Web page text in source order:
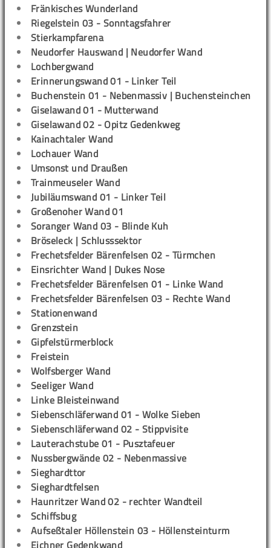
Fränkisches Wunderland
Riegelstein 03 - Sonntagsfahrer
Stierkampfarena
Neudorfer Hauswand | Neudorfer Wand
Lochbergwand
Erinnerungswand 01 - Linker Teil
Buchenstein 01 - Nebenmassiv | Buchensteinchen
Giselawand 01 - Mutterwand
Giselawand 02 - Opitz Gedenkweg
Kainachtaler Wand
Lochauer Wand
Umsonst und Draußen
Trainmeuseler Wand
Jubiläumswand 01 - Linker Teil
Großenoher Wand 01
Soranger Wand 03 - Blinde Kuh
Bröseleck | Schlusssektor
Frechetsfelder Bärenfelsen 02 - Türmchen
Einsrichter Wand | Dukes Nose
Frechetsfelder Bärenfelsen 01 - Linke Wand
Frechetsfelder Bärenfelsen 03 - Rechte Wand
Stationenwand
Grenzstein
Gipfelstürmerblock
Freistein
Wolfsberger Wand
Seeliger Wand
Linke Bleisteinwand
Siebenschläferwand 01 - Wolke Sieben
Siebenschläferwand 02 - Stippvisite
Lauterachstube 01 - Pusztafeuer
Nussbergwände 02 - Nebenmassive
Sieghardttor
Sieghardtfelsen
Haunritzer Wand 02 - rechter Wandteil
Schiffsbug
Aufseßtaler Höllenstein 03 - Höllensteinturm
Eichner Gedenkwand